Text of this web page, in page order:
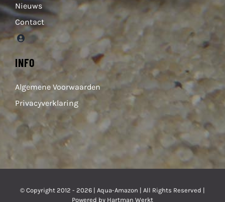
Nieuws
Contact
INFO
Algemene Voorwaarden
Privacyverklaring
© Copyright 2012 - 2026 | Aqua-Amazon | All Rights Reserved |
Powered by Hartman Werkt